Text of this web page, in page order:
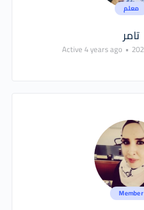
معلم
تامر
•
Active 4 years ago
Member